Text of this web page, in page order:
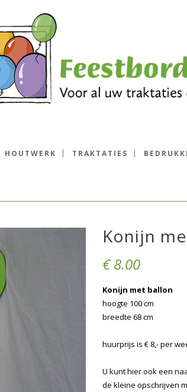
HOUTWERK TRAKTATIES
Konijn
€8.00
Konijn met ballon
hoogte 100 cm
breedte 68 cm
huurprijs is € 8,- per
U kunt hier ook een
de kleine opschrijven